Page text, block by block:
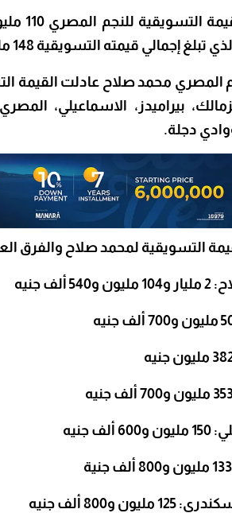
وبلغت
إجمالي قيمته التسويقية 148 مليون و800 ألف يورو.
بيراميدز، الاسماعيلي،
دجلة.
التسويقية لمحمد صلاح والفرق
ألف جنيه
جنيه
و800 ألف جنيه